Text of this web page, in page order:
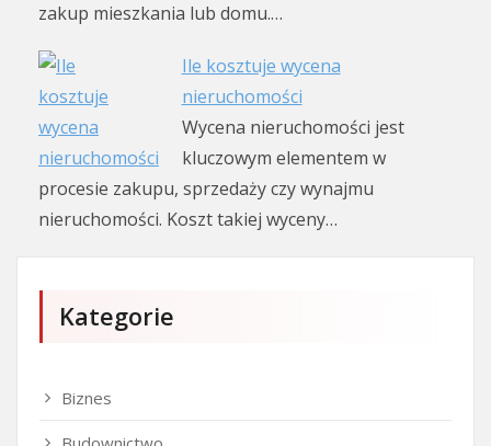
zakup mieszkania lub domu.…
Ile kosztuje wycena
nieruchomości
Wycena nieruchomości jest
kluczowym elementem w
procesie zakupu, sprzedaży czy wynajmu
nieruchomości. Koszt takiej wyceny…
Kategorie
Biznes